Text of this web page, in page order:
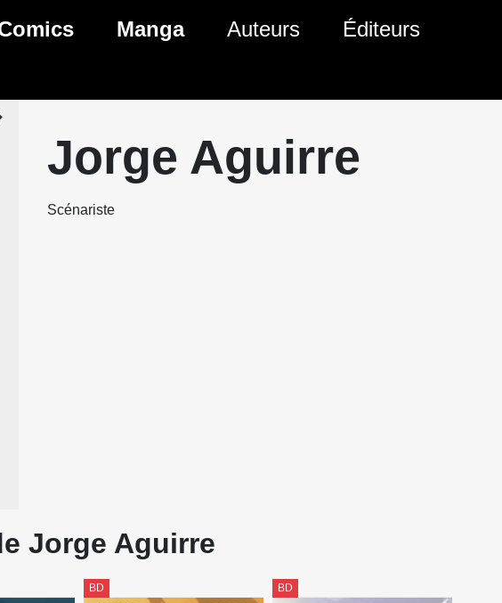
BD
sorties BD
Genres Comics
Manga
Genres Manga
Auteurs Éditeurs
Jorge Aguirre
Scénariste
Jorge Aguirre
BD BD